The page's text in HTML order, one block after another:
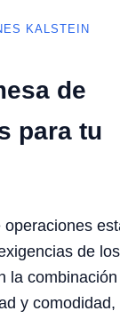
KALSTEIN
de
para tu
de
la
y